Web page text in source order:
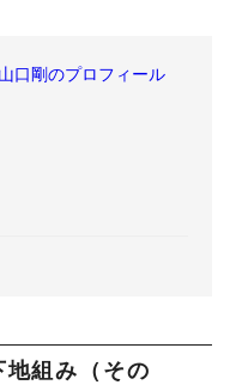
剛のプロフィール
地組み（その